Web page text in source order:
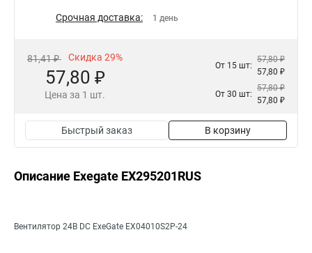
Срочная доставка: 1 день
81,41 ₽ Скидка 29%
57,80 ₽
Цена за 1 шт.
От 15 шт:
57,80 ₽
57,80 ₽
От 30 шт:
57,80 ₽
57,80 ₽
Быстрый заказ В корзину
Описание Exegate EX295201RUS
Вентилятор 24В DC ExeGate EX04010S2P-24